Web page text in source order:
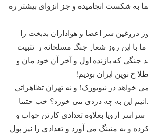
به شکست انجامیده و جز انزوای بیشتر ره
دروغین سر اعضا و هواداران بدبخت را
ما با این روز شعار جنگ مسلحانه را تثبیت
جنگی که بازنده اول و آخر آن خود مان و
ح نوین ایران بودیم!
خواهد در نیویورک! و نه تهران تظاهراتی
دانیم این به چه دردی می خورد؟ خب حتما
سراسر اروپا بعلاوه تعدادی کارتن خواب و
و به متینگ می آورد و تعدادی را نیز پول